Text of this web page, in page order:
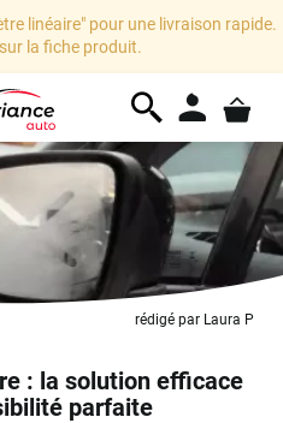
linéaire" pour une livraison rapide.
la fiche produit.
rédigé par Laura P
: la solution efficace
parfaite